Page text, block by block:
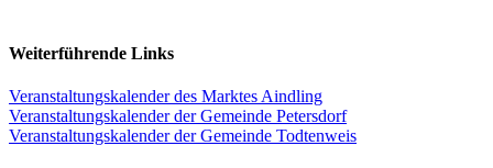
Weiterführende Links
Veranstaltungskalender des Marktes Aindling
Veranstaltungskalender der Gemeinde Petersdorf
Veranstaltungskalender der Gemeinde Todtenweis